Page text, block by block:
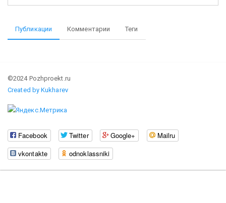
Публикации Комментарии Теги
©2024 Pozhproekt.ru
Created by Kukharev
Facebook Twitter Google+
Mailru
vkontakte
odnoklassniki